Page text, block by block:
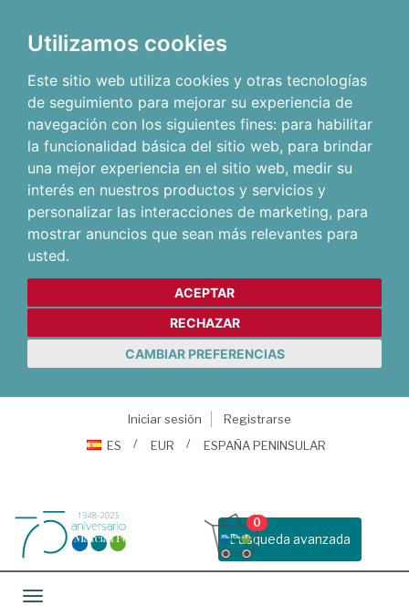
Utilizamos cookies
Este sitio web utiliza cookies y otras tecnologías
de seguimiento para mejorar su experiencia de
navegación con los siguientes fines: para habilitar
la funcionalidad básica del sitio web, para brindar
una mejor experiencia en el sitio web, medir su
interés en nuestros productos y servicios y
personalizar las interacciones de marketing, para
mostrar anuncios que sean más relevantes para
usted.
ACEPTAR
RECHAZAR
CAMBIAR PREFERENCIAS
Iniciar sesión
Registrarse
ES
EUR ESPAÑA PENINSULAR
Busqueda avanzada
0
Toggle navigation